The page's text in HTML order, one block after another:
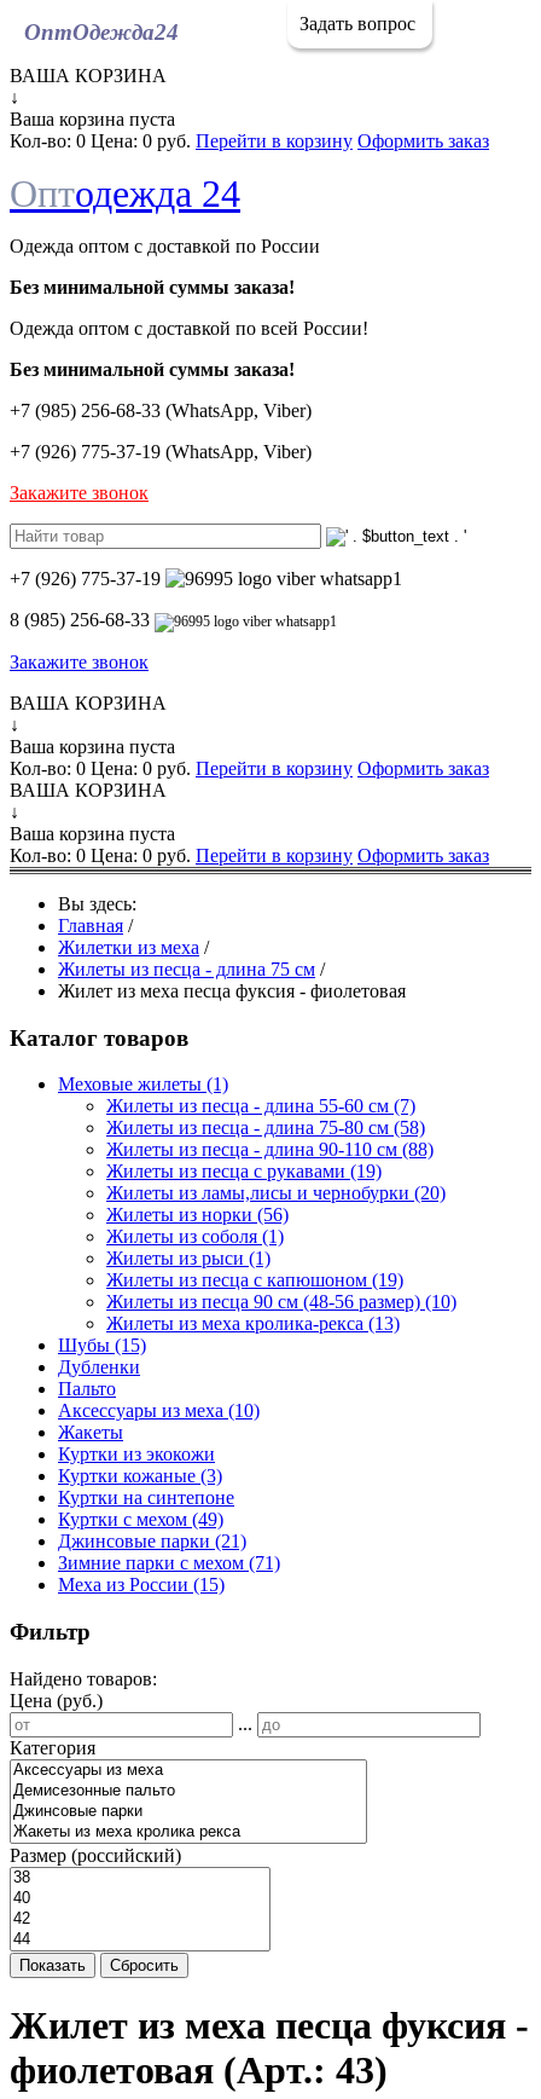
ОптОдежда24
ВАША КОРЗИНА
↓
Ваша корзина пуста
Кол-во: 0 Цена: 0 руб. Перейти в корзину Оформить заказ
Оптодежда 24
Одежда оптом с доставкой по России
Без минимальной суммы заказа!
Одежда оптом c доставкой по всей России!
Без минимальной суммы заказа!
+7 (985) 256-68-33 (WhatsApp, Viber)
+7 (926) 775-37-19 (WhatsApp, Viber)
Закажите звонок
+7 (926) 775-37-19
8 (985) 256-68-33
Закажите звонок
ВАША КОРЗИНА
↓
Ваша корзина пуста
Кол-во: 0 Цена: 0 руб. Перейти в корзину Оформить заказ
ВАША КОРЗИНА
↓
Ваша корзина пуста
Кол-во: 0 Цена: 0 руб. Перейти в корзину Оформить заказ
Вы здесь:
Главная /
Жилетки из меха /
Жилеты из песца - длина 75 см /
Жилет из меха песца фуксия - фиолетовая
Каталог товаров
Меховые жилеты (1)
Жилеты из песца - длина 55-60 см (7)
Жилеты из песца - длина 75-80 см (58)
Жилеты из песца - длина 90-110 см (88)
Жилеты из песца с рукавами (19)
Жилеты из ламы,лисы и чернобурки (20)
Жилеты из норки (56)
Жилеты из соболя (1)
Жилеты из рыси (1)
Жилеты из песца с капюшоном (19)
Жилеты из песца 90 см (48-56 размер) (10)
Жилеты из меха кролика-рекса (13)
Шубы (15)
Дубленки
Пальто
Аксессуары из меха (10)
Жакеты
Куртки из экокожи
Куртки кожаные (3)
Куртки на синтепоне
Куртки с мехом (49)
Джинсовые парки (21)
Зимние парки с мехом (71)
Меха из России (15)
Фильтр
Найдено товаров:
Цена (руб.)
...
Категория
Размер (российский)
Показать Сбросить
Жилет из меха песца фуксия -
фиолетовая (Арт.: 43)
Задать вопрос